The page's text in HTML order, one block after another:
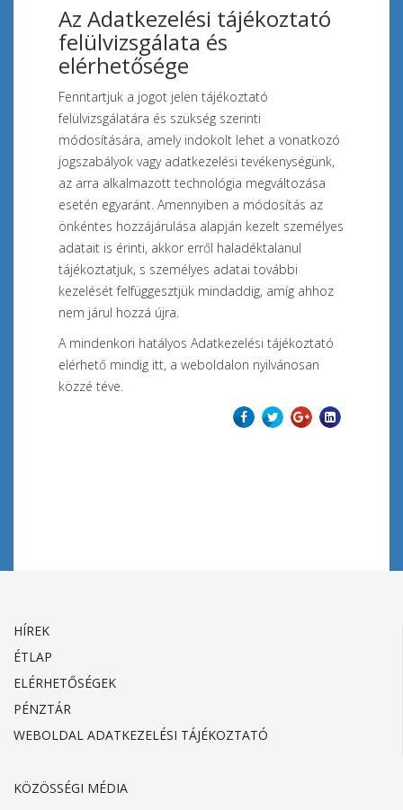
Az Adatkezelési tájékoztató
felülvizsgálata és
elérhetősége
Fenntartjuk a jogot jelen tájékoztató
felülvizsgálatára és szükség szerinti
módosítására, amely indokolt lehet a vonatkozó
jogszabályok vagy adatkezelési tevékenységünk,
az arra alkalmazott technológia megváltozása
esetén egyaránt. Amennyiben a módosítás az
önkéntes hozzájárulása alapján kezelt személyes
adatait is érinti, akkor erről haladéktalanul
tájékoztatjuk, s személyes adatai további
kezelését felfüggesztjük mindaddig, amíg ahhoz
nem járul hozzá újra.
A mindenkori hatályos Adatkezelési tájékoztató
elérhető mindig itt, a weboldalon nyilvánosan
közzé téve.
HÍREK
ÉTLAP
ELÉRHETŐSÉGEK
PÉNZTÁR
WEBOLDAL ADATKEZELÉSI TÁJÉKOZTATÓ
KÖZÖSSÉGI MÉDIA